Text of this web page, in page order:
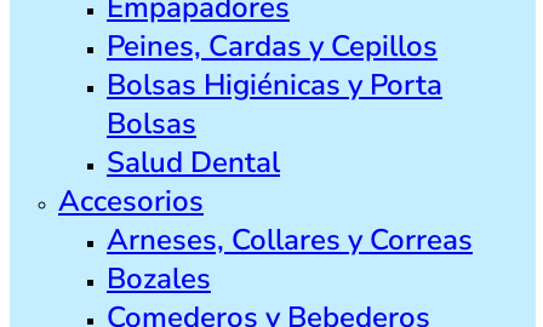
Peines, Cardas y Cepillos
Bolsas Higiénicas y Porta
Bolsas
Salud Dental
Accesorios
Arneses, Collares y Correas
Bozales
Comederos y Bebederos